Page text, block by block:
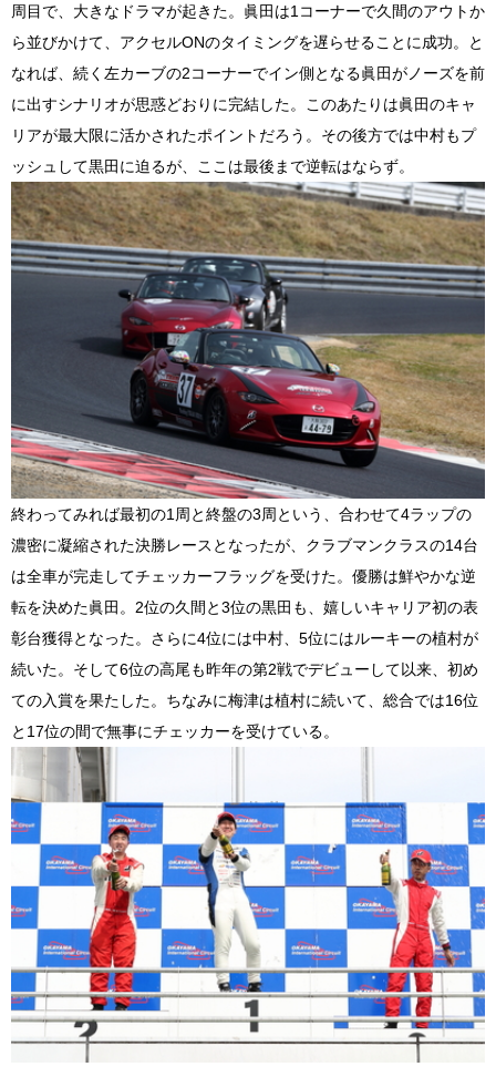
周目で、大きなドラマが起きた。眞田は1コーナーで久間のアウトか
ら並びかけて、アクセルONのタイミングを遅らせることに成功。と
なれば、続く左カーブの2コーナーでイン側となる眞田がノーズを前
に出すシナリオが思惑どおりに完結した。このあたりは眞田のキャ
リアが最大限に活かされたポイントだろう。その後方では中村もプ
ッシュして黒田に迫るが、ここは最後まで逆転はならず。
終わってみれば最初の1周と終盤の3周という、合わせて4ラップの
濃密に凝縮された決勝レースとなったが、クラブマンクラスの14台
は全車が完走してチェッカーフラッグを受けた。優勝は鮮やかな逆
転を決めた眞田。2位の久間と3位の黒田も、嬉しいキャリア初の表
彰台獲得となった。さらに4位には中村、5位にはルーキーの植村が
続いた。そして6位の高尾も昨年の第2戦でデビューして以来、初め
ての入賞を果たした。ちなみに梅津は植村に続いて、総合では16位
と17位の間で無事にチェッカーを受けている。